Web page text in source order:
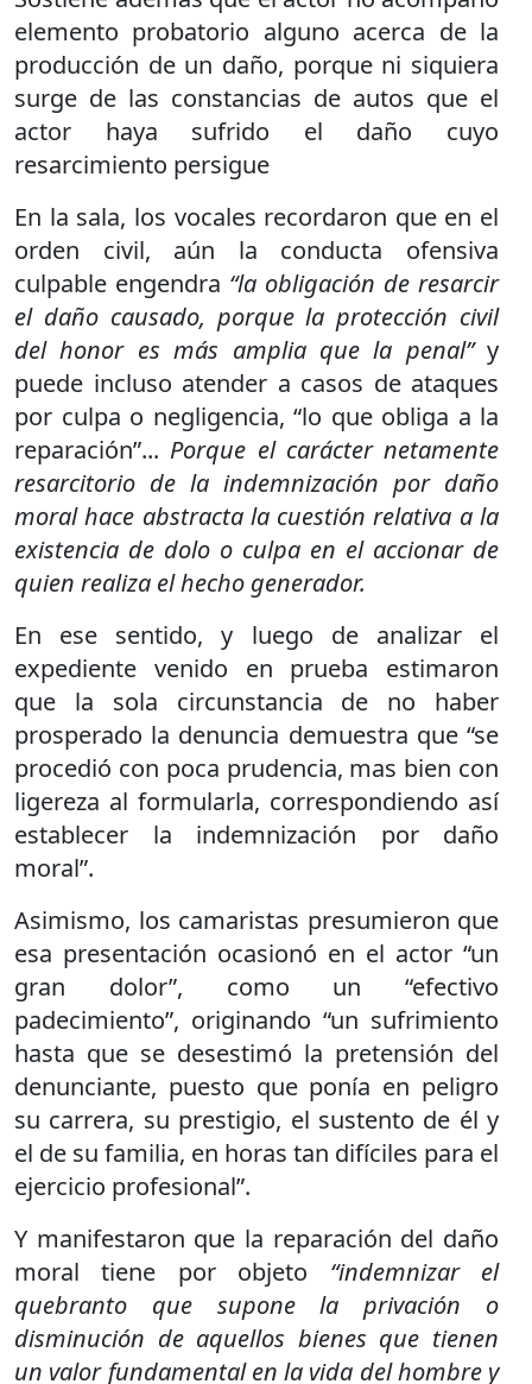
elemento probatorio alguno acerca de la
producción de un daño, porque ni siquiera
surge de las constancias de autos que el
actor haya sufrido el daño cuyo
resarcimiento persigue
En la sala, los vocales recordaron que en el
orden civil, aún la conducta ofensiva
culpable engendra “la obligación de resarcir
el daño causado, porque la protección civil
del honor es más amplia que la penal”y
puede incluso atender a casos de ataques
por culpa o negligencia, “lo que obliga a la
reparación”... Porque el carácter netamente
resarcitorio de la indemnización por daño
moral hace abstracta la cuestión relativa a la
existencia de dolo o culpa en el accionar de
quien realiza el hecho generador.
En ese sentido, y luego de analizar el
expediente venido en prueba estimaron
que la sola circunstancia de no haber
prosperado la denuncia demuestra que “se
procedió con poca prudencia, mas bien con
ligereza al formularla, correspondiendo así
establecer la indemnización por daño
moral”.
Asimismo, los camaristas presumieron que
esa presentación ocasionó en el actor “un
gran dolor”, como un “efectivo
padecimiento”, originando “un sufrimiento
hasta que se desestimó la pretensión del
denunciante, puesto que ponía en peligro
su carrera, su prestigio, el sustento de él y
el de su familia, en horas tan difíciles para el
ejercicio profesional”.
Y manifestaron que la reparación del daño
moral tiene por objeto “indemnizar el
quebranto que supone la privación o
disminución de aquellos bienes que tienen
un valor fundamental en la vida del hombre y